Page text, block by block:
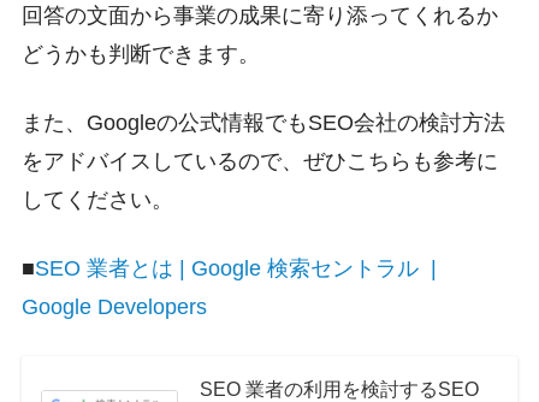
回答の文面から事業の成果に寄り添ってくれるか
どうかも判断できます。
また、Googleの公式情報でもSEO会社の検討方法
をアドバイスしているので、ぜひこちらも参考に
してください。
■SEO 業者とは | Google 検索セントラル |
Google Developers
SEO 業者の利用を検討するSEO